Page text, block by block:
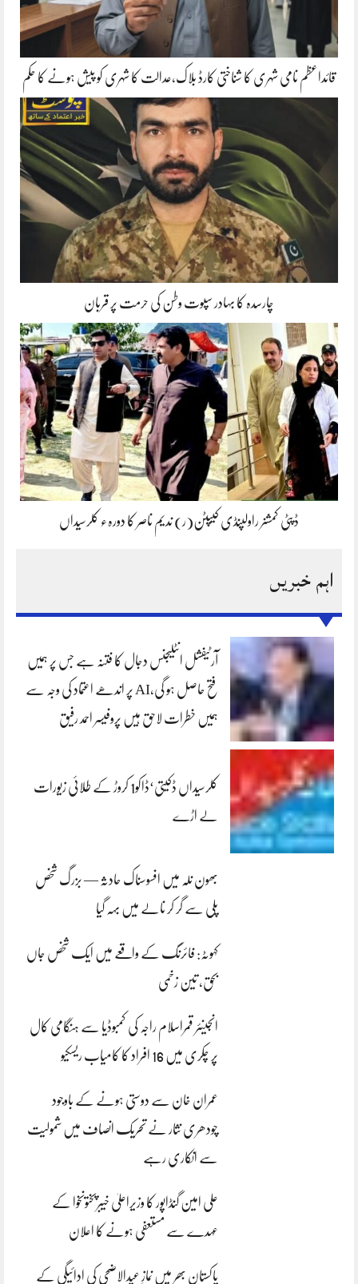
قائداعظم نامی شہری کا شناختی کارڈ بلاک،عدالت کا شہری کو پیش ہونے کا حکم
چارسدہ کا بہادر سپوت وطن کی حرمت پر قربان
ڈپٹی کمشنر راولپنڈی کیپٹن(ر) ندیم ناصر کا دورہء کلرسیداں
اہم خبریں
آرٹیفشل انٹلیجنس دجال کا فتنہ ہے جس پر ہمیں
فتح حاصل ہو گی،AI پر اندھے اعتماد کی وجہ سے
ہمیں خطرات لاحق ہیں پروفیسر احمد رفیق
کلرسیداں ڈکیتی‘ڈاکو1 کروڑ کے طلائی زیورات
لے اڑے
بھون نلہ میں افسوسناک حادثہ — بزرگ شخص
پلی سے گر کر نالے میں بہہ گیا
کہوٹہ: فائرنگ کے واقعے میں ایک شخص جاں
بحق، تین زخمی
انجینئر قمراسلام راجہ کی کمبوڈیا سے ہنگامی کال
پر چکری میں 16 افراد کا کامیاب ریسکیو
عمران خان سے دوستی ہونے کے باوجود
چودھری نثار نے تحریک انصاف میں شمولیت
سے انکاری رہے
علی امین گنڈاپور کا وزیراعلیٰ خیبرپختونخوا کے
عہدے سے مستعفی ہونے کا اعلان
پاکستان بھر میں نمازِ عیدالاضحی کی ادائیگی کے